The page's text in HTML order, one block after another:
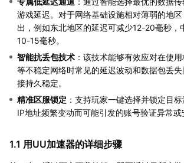
游戏延迟。对于网络基础设施相对薄弱的地
出，例如东北地区的延迟可减少12-20毫秒，
10-15毫秒。
智能抗丢包技术 ：该技术能够有效应对在使
等不稳定网络时常见的延迟波动和数据包丢
接持久稳定。
精准区服锁定 ：支持玩家一键选择并锁定目
IP地址频繁变动而可能引发的账号验证异常或
1.1 用UU加速器的详细步骤